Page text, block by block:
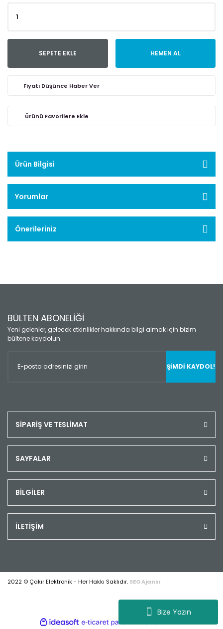
Bize Yazın
SEPETE EKLE HEMEN AL
Fiyatı Düşünce Haber Ver
Ürün Bilgisi
Yorumlar
Önerileriniz
BÜLTEN ABONELİĞİ
Yeni gelenler, gelecek etkinlikler hakkında bilgi almak için bizim
bültene kaydolun.
ŞİMDİ KAYDOL!
SİPARİŞ VE TESLİMAT
SAYFALAR
BİLGİLER
İLETİŞİM
2022 © Çakır Elektronik - Her Hakkı Saklıdır. SEO Ajansı
ideasoft